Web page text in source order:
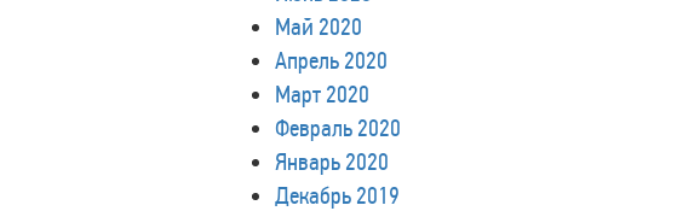
Май 2020
Апрель 2020
Март 2020
Февраль 2020
Январь 2020
Декабрь 2019